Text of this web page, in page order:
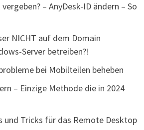
– AnyDesk-ID ändern – So
NICHT auf dem Domain
Server betreiben?!
bei Mobilteilen beheben
– Einzige Methode die in 2024
und Tricks für das Remote Desktop